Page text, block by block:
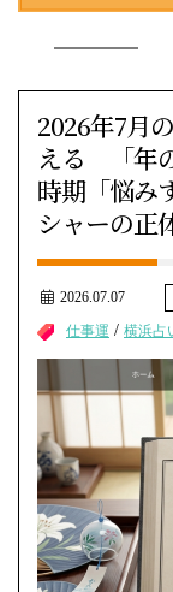
2026年7月
える 「年
時期「悩み
シャーの
2026.07.07
仕事運 / 横浜占